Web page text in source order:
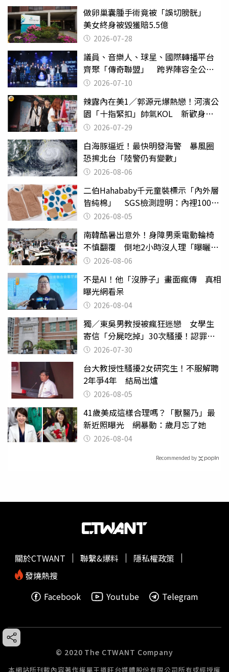
做卵巢囊腫手術竟被「誤切膀胱」
美女終身被毀獲賠5.5億
2026-07-28
議員、音樂人、球星、國際轉播平台
齊聚「傳奇聯盟」 跨界陣容全公
開 劍指亞洲新傳奇聯賽
2026-07-10
辣露內在美1／郭源元爆熱戀！河濱公
園「十指緊扣」帥氣KOL 新歡身份
曝光2026-07-29
白海豚逼近！最快明發海警 暴風圈
恐擦北台「陸警仍有變數」
2026-08-06
二伯Hahababy千元童裝標示「內外層
皆純棉」 SGS檢測證明：內裡100%
聚酯纖維
2026-08-05
南韓酷暑出意外！身障男乘電動輪椅
不慎翻覆 倒地2小時沒人理「曝曬
亡」2026-08-06
不是AI！他「沒脖子」畫面瘋傳 真相
曝光網看呆
2026-08-04
獨／東吳男教授被瘋狂迷戀 女學生
寄信「分屍吃掉」30次騷擾！認罪免
關 2026-07-30
台大教授性騷擾2女研究生！不服解聘
2年爭4年 結局出爐
2026-08-05
41歲美成這樣合理嗎？「獸醫乃」最
新近照曝光 網暴動：歲月忘了她
2026-08-04
Recommended by
關於CTWANT 聯繫&爆料
隱私權政策
發燒熱搜
Facebook
Youtube Telegram
© 2020 The CTWANT Company
本網站所刊載內容著作權屬王道旺台媒體股份有限公司所有或經授權